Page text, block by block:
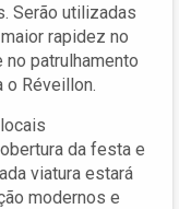
Serão utilizadas
rapidez no
patrulhamento
o Réveillon.
da festa e
viatura estará
modernos e